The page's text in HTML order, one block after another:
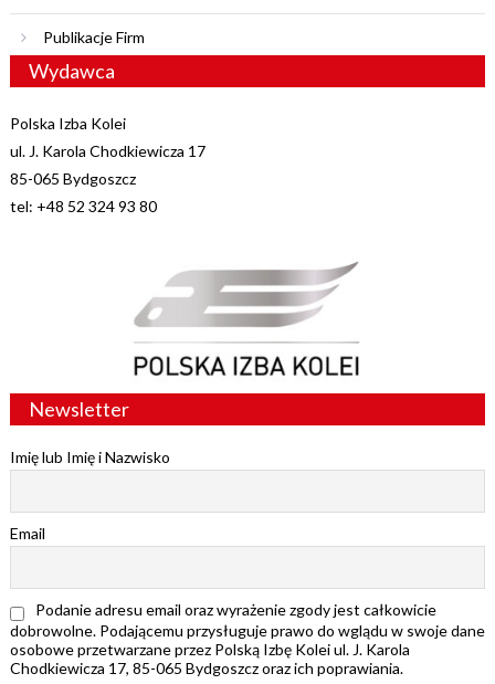
Publikacje Firm
Wydawca
Polska Izba Kolei
ul. J. Karola Chodkiewicza 17
85-065 Bydgoszcz
tel: +48 52 324 93 80
Newsletter
Imię lub Imię i Nazwisko
Email
Podanie adresu email oraz wyrażenie zgody jest całkowicie
dobrowolne. Podającemu przysługuje prawo do wglądu w swoje dane
osobowe przetwarzane przez Polską Izbę Kolei ul. J. Karola
Chodkiewicza 17, 85-065 Bydgoszcz oraz ich poprawiania.